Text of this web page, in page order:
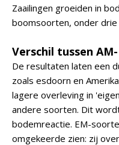
Zaailingen groeiden in
boomsoorten, onder drie
Verschil tussen
De resultaten laten een
zoals esdoorn en
lagere overleving in
andere soorten. Dit
bodemreactie. EM-
omgekeerde zien: zij